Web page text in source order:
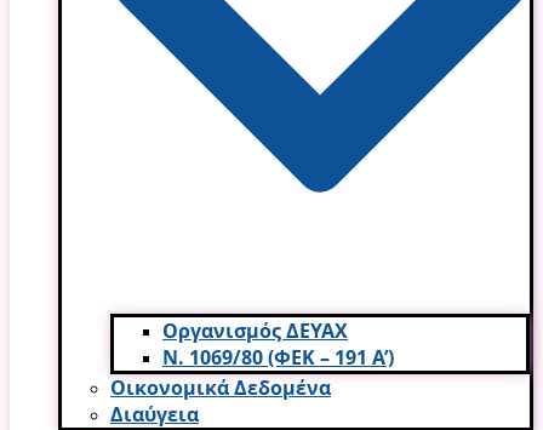
Οργανισμός ΔΕΥΑΧ
Ν. 1069/80 (ΦΕΚ – 191 Α’)
Οικονομικά Δεδομένα
Διαύγεια